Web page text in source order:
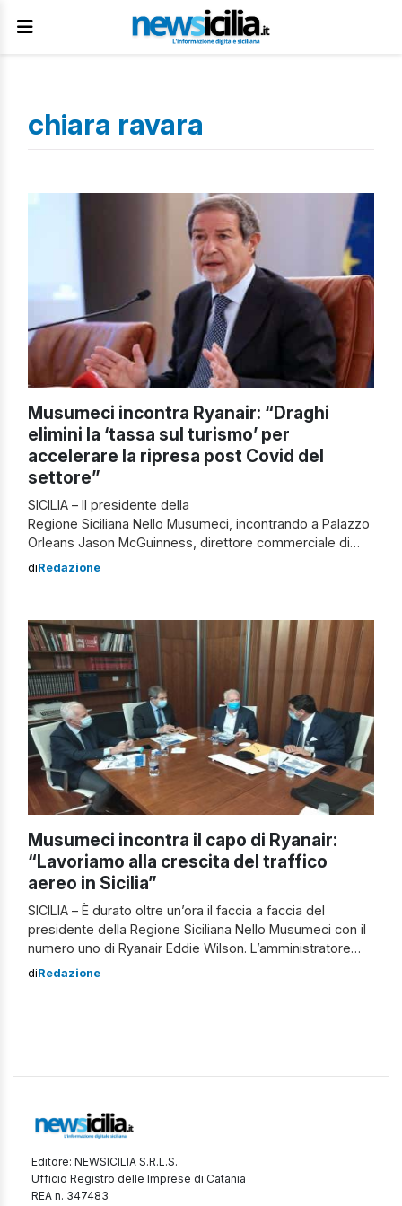
chiara ravara
Musumeci incontra Ryanair: “Draghi
elimini la ‘tassa sul turismo’ per
accelerare la ripresa post Covid del
settore”
SICILIA – Il presidente della
Regione Siciliana Nello Musumeci, incontrando a Palazzo
Orleans Jason McGuinness, direttore commerciale di
Ryanair, la prima compagnia aerea in Italia e fra le prime
accelerare la ripresa post-Covid del settore“. “In tal
senso – continua […]
diRedazione
Musumeci incontra il capo di Ryanair:
“Lavoriamo alla crescita del traffico
aereo in Sicilia”
SICILIA – È durato oltre un’ora il faccia a faccia del
presidente della Regione Siciliana Nello Musumeci con il
numero uno di Ryanair Eddie Wilson. L’amministratore
delegato della compagnia aerea – leader europea del
diRedazione
Editore: NEWSICILIA S.R.L.S.
Ufficio Registro delle Imprese di Catania
REA n. 347483